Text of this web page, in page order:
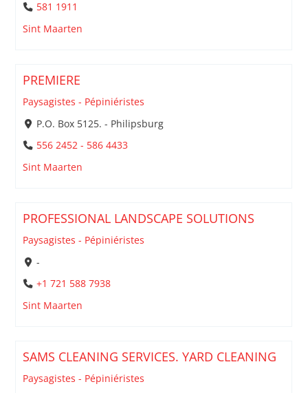
581 1911
Sint Maarten
PREMIERE
Paysagistes - Pépiniéristes
P.O. Box 5125. - Philipsburg
556 2452 - 586 4433
Sint Maarten
PROFESSIONAL LANDSCAPE SOLUTIONS
Paysagistes - Pépiniéristes
-
+1 721 588 7938
Sint Maarten
SAMS CLEANING SERVICES. YARD CLEANING
Paysagistes - Pépiniéristes